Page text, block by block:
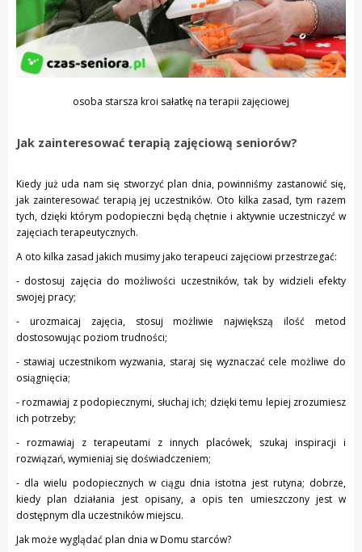
osoba starsza kroi sałatkę na terapii zajęciowej
Jak zainteresować terapią zajęciową seniorów?
Kiedy już uda nam się stworzyć plan dnia, powinniśmy zastanowić się,
jak zainteresować terapią jej uczestników. Oto kilka zasad, tym razem
tych, dzięki którym podopieczni będą chętnie i aktywnie uczestniczyć w
zajęciach terapeutycznych.
A oto kilka zasad jakich musimy jako terapeuci zajęciowi przestrzegać:
- dostosuj zajęcia do możliwości uczestników, tak by widzieli efekty
swojej pracy;
- urozmaicaj zajęcia, stosuj możliwie największą ilość metod
dostosowując poziom trudności;
- stawiaj uczestnikom wyzwania, staraj się wyznaczać cele możliwe do
osiągnięcia;
- rozmawiaj z podopiecznymi, słuchaj ich; dzięki temu lepiej zrozumiesz
ich potrzeby;
- rozmawiaj z terapeutami z innych placówek, szukaj inspiracji i
rozwiązań, wymieniaj się doświadczeniem;
- dla wielu podopiecznych w ciągu dnia istotna jest rutyna; dobrze,
kiedy plan działania jest opisany, a opis ten umieszczony jest w
dostępnym dla uczestników miejscu.
Jak może wyglądać plan dnia w Domu starców?